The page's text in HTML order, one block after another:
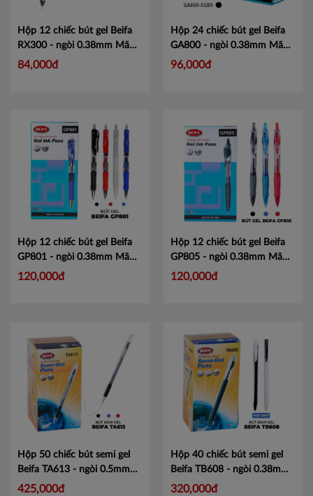
Hộp 12 chiếc bút gel Beifa
RX300 - ngòi 0.38mm Mã
RX300
84,000đ
Hộp 24 chiếc bút gel Beifa
GA800 - ngòi 0.38mm Mã
GA800
96,000đ
Hộp 12 chiếc bút gel Beifa
GP801 - ngòi 0.38mm Mã
GP801
120,000đ
Hộp 12 chiếc bút gel Beifa
GP805 - ngòi 0.38mm Mã
GP805
120,000đ
Hộp 50 chiếc bút semi gel
Beifa TA613 - ngòi 0.5mm
Mã TA613
425,000đ
Hộp 40 chiếc bút semi gel
Beifa TB608 - ngòi 0.38mm
Mã TB608
320,000đ